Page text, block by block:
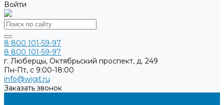
Войти
8 800 101-59-97
8 800 101-59-97
г. Люберцы, Октябрьский проспект, д. 249
Пн-Пт, с 9:00-18:00
info@wigit.ru
Заказать звонок